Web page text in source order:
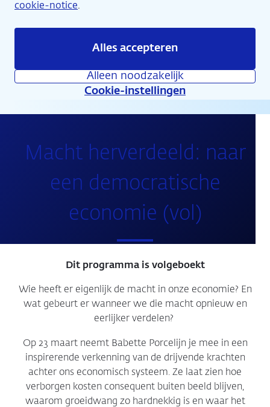
cookie-notice.
Alles accepteren
Alleen noodzakelijk
Cookie-instellingen
Macht herverdeeld: naar
een democratische
economie (vol)
Dit programma is volgeboekt
Wie heeft er eigenlijk de macht in onze economie? En
wat gebeurt er wanneer we die macht opnieuw en
eerlijker verdelen?
Op 23 maart neemt Babette Porcelijn je mee in een
inspirerende verkenning van de drijvende krachten
achter ons economisch systeem. Ze laat zien hoe
verborgen kosten consequent buiten beeld blijven,
waarom groeidwang zo hardnekkig is en waar het